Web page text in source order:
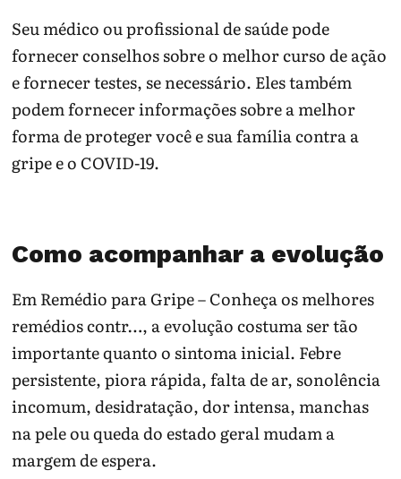
Seu médico ou profissional de saúde pode
fornecer conselhos sobre o melhor curso de ação
e fornecer testes, se necessário. Eles também
podem fornecer informações sobre a melhor
forma de proteger você e sua família contra a
gripe e o COVID-19.
Como acompanhar a evolução
Em Remédio para Gripe – Conheça os melhores
remédios contr…, a evolução costuma ser tão
importante quanto o sintoma inicial. Febre
persistente, piora rápida, falta de ar, sonolência
incomum, desidratação, dor intensa, manchas
na pele ou queda do estado geral mudam a
margem de espera.